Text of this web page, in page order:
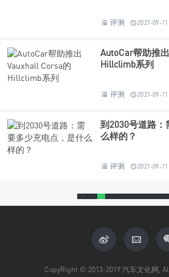
评测 2021-09-11
AutoCar帮助推
Hillclimb系列
评测 2021-09-11
到2030号道路：
么样的？
评测 2021-09-11
CopyRight © 2013-2019 汽车文化网,